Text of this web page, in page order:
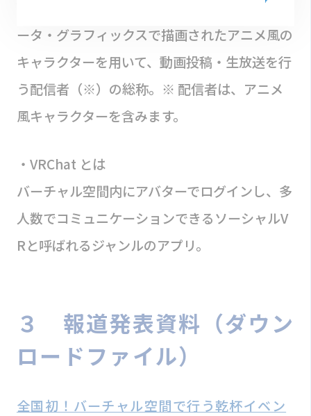
YouTube などのメディアにおいて、コンピュ
ータ・グラフィックスで描画されたアニメ風の
キャラクターを用いて、動画投稿・生放送を行
う配信者（※）の総称。※ 配信者は、アニメ
風キャラクターを含みます。
・VRChat とは
バーチャル空間内にアバターでログインし、多
人数でコミュニケーションできるソーシャルV
Rと呼ばれるジャンルのアプリ。
３ 報道発表資料（ダウン
ロードファイル）
全国初！バーチャル空間で行う乾杯イベン